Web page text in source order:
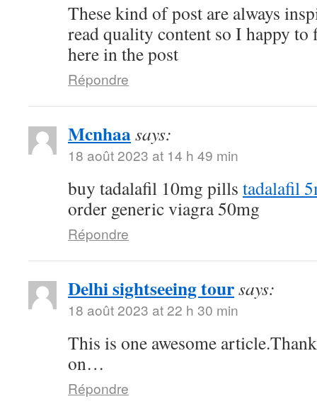
These kind of post are always
read quality content so I happy
here in the post
Répondre
Mcnhaasays:
18 août 2023 at 14 h 49 min
buy tadalafil 10mg pills tadalafil
order generic viagra 50mg
Répondre
Delhi sightseeing toursays:
18 août 2023 at 22 h 30 min
This is one awesome
on…
Répondre